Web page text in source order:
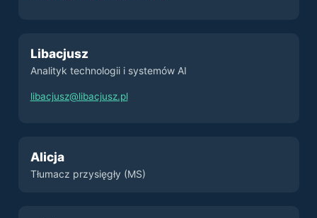
Libacjusz
Analityk technologii i systemów AI
libacjusz@libacjusz.pl
Alicja
Tłumacz przysięgły (MS)